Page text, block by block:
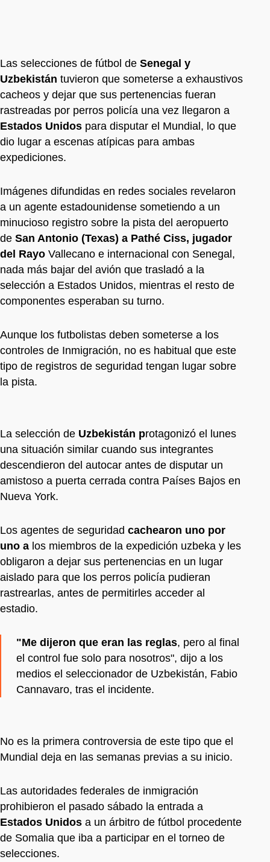
Las selecciones de fútbol de Senegal y
Uzbekistán tuvieron que someterse a exhaustivos
cacheos y dejar que sus pertenencias fueran
rastreadas por perros policía una vez llegaron a
Estados Unidos para disputar el Mundial, lo que
dio lugar a escenas atípicas para ambas
expediciones.
Imágenes difundidas en redes sociales revelaron
a un agente estadounidense sometiendo a un
minucioso registro sobre la pista del aeropuerto
de San Antonio (Texas) a Pathé Ciss, jugador
del Rayo Vallecano e internacional con Senegal,
nada más bajar del avión que trasladó a la
selección a Estados Unidos, mientras el resto de
componentes esperaban su turno.
Aunque los futbolistas deben someterse a los
controles de Inmigración, no es habitual que este
tipo de registros de seguridad tengan lugar sobre
la pista.
La selección de Uzbekistán protagonizó el lunes
una situación similar cuando sus integrantes
descendieron del autocar antes de disputar un
amistoso a puerta cerrada contra Países Bajos en
Nueva York.
Los agentes de seguridad cachearon uno por
uno a los miembros de la expedición uzbeka y les
obligaron a dejar sus pertenencias en un lugar
aislado para que los perros policía pudieran
rastrearlas, antes de permitirles acceder al
estadio.
"Me dijeron que eran las reglas, pero al final
el control fue solo para nosotros", dijo a los
medios el seleccionador de Uzbekistán, Fabio
Cannavaro, tras el incidente.
No es la primera controversia de este tipo que el
Mundial deja en las semanas previas a su inicio.
Las autoridades federales de inmigración
prohibieron el pasado sábado la entrada a
Estados Unidos a un árbitro de fútbol procedente
de Somalia que iba a participar en el torneo de
selecciones.